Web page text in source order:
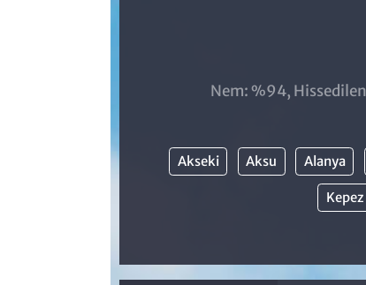
Nem: %94, Hissedilen
Akseki Aksu Alanya
Kepez